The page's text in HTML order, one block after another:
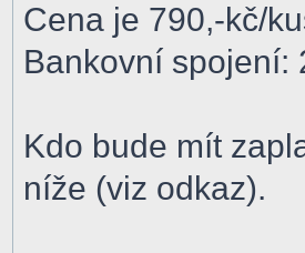
Cena je 790,-kč/
Bankovní spojení:
Kdo bude mít
níže (viz odkaz).